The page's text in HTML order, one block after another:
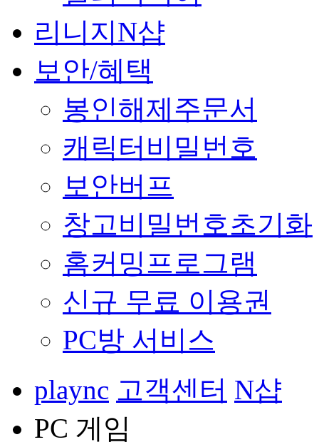
리니지N샵
보안/혜택
봉인해제주문서
캐릭터비밀번호
보안버프
창고비밀번호초기화
홈커밍프로그램
신규 무료 이용권
PC방 서비스
plaync 고객센터 N샵
PC 게임